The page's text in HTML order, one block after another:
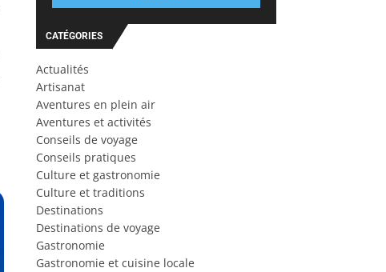
CATÉGORIES
Actualités
Artisanat
Aventures en plein air
Aventures et activités
Conseils de voyage
Conseils pratiques
Culture et gastronomie
Culture et traditions
Destinations
Destinations de voyage
Gastronomie
Gastronomie et cuisine locale